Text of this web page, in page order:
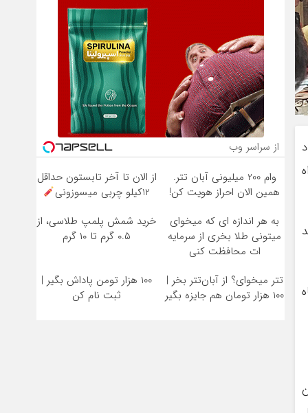
از سراسر وب
وام 200 میلیونی آبان تتر.
همین الان احراز هویت کن!
از الان تا آخر تابستون حداقل
12کیلو چربی میسوزونی
به هر اندازه ای که میخوای
میتونی طلا بخری از سرمایه
ات محافظت کنی
خرید شمش پلمپ طلاسی، از
۰.۵ گرم تا ۱۰ گرم
تتر میخوای؟ از آبان‌تتر بخر |
100 هزار تومان هم جایزه بگیر
100 هزار تومن پاداش بگیر |
ثبت نام کن